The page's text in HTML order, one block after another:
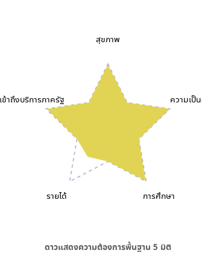
สุขภาพ
ความเป็
การศึกษา
รายได้
ข้าถึงบริการภาครัฐ
ดาวแสดงความต้องการพื้นฐาน 5 มิติ